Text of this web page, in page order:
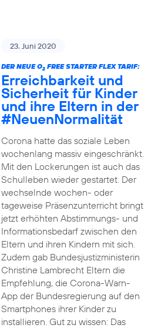
23. Juni 2020
DER NEUE O2FREE STARTER FLEX TARIF:
Erreichbarkeit und
Sicherheit für Kinder
und ihre Eltern in der
#NeuenNormalität
Corona hatte das soziale Leben
wochenlang massiv eingeschränkt.
Mit den Lockerungen ist auch das
Schulleben wieder gestartet. Der
wechselnde wochen- oder
tageweise Präsenzunterricht bringt
jetzt erhöhten Abstimmungs- und
Informationsbedarf zwischen den
Eltern und ihren Kindern mit sich.
Zudem gab Bundesjustizministerin
Christine Lambrecht Eltern die
Empfehlung, die Corona-Warn-
App der Bundesregierung auf den
Smartphones ihrer Kinder zu
installieren. Gut zu wissen: Das